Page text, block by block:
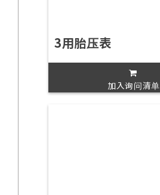
3用胎压表
加入询问清单